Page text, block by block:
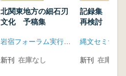
北関東地方の細石刃
文化 予稿集
新刊 在庫なし
記録集 晩期
再検討
縄文セミナー
新刊 在庫なし